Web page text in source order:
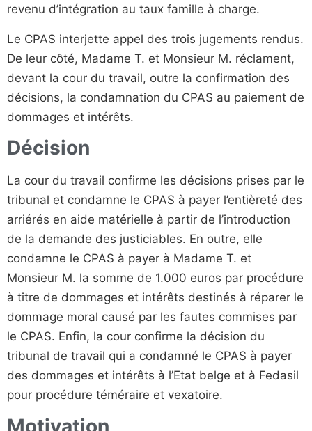
revenu d’intégration au taux famille à charge.
Le CPAS interjette appel des trois jugements rendus.
De leur côté, Madame T. et Monsieur M. réclament,
devant la cour du travail, outre la confirmation des
décisions, la condamnation du CPAS au paiement de
dommages et intérêts.
Décision
La cour du travail confirme les décisions prises par le
tribunal et condamne le CPAS à payer l’entièreté des
arriérés en aide matérielle à partir de l’introduction
de la demande des justiciables. En outre, elle
condamne le CPAS à payer à Madame T. et
Monsieur M. la somme de 1.000 euros par procédure
à titre de dommages et intérêts destinés à réparer le
dommage moral causé par les fautes commises par
le CPAS. Enfin, la cour confirme la décision du
tribunal de travail qui a condamné le CPAS à payer
des dommages et intérêts à l’Etat belge et à Fedasil
pour procédure téméraire et vexatoire.
Motivation